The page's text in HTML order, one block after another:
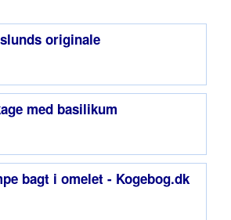
originale
med basilikum
bagt i omelet - Kogebog.dk